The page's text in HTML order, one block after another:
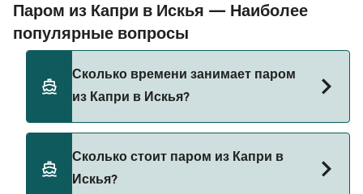
Паром из Капри в Искья — Наиболее
популярные вопросы
Сколько времени занимает паром
из Капри в Искья?
составляет примерно 1 ч. Длительность рейса
может меняться в зависимости от сезона и
Сколько стоит паром из Капри в
Искья?